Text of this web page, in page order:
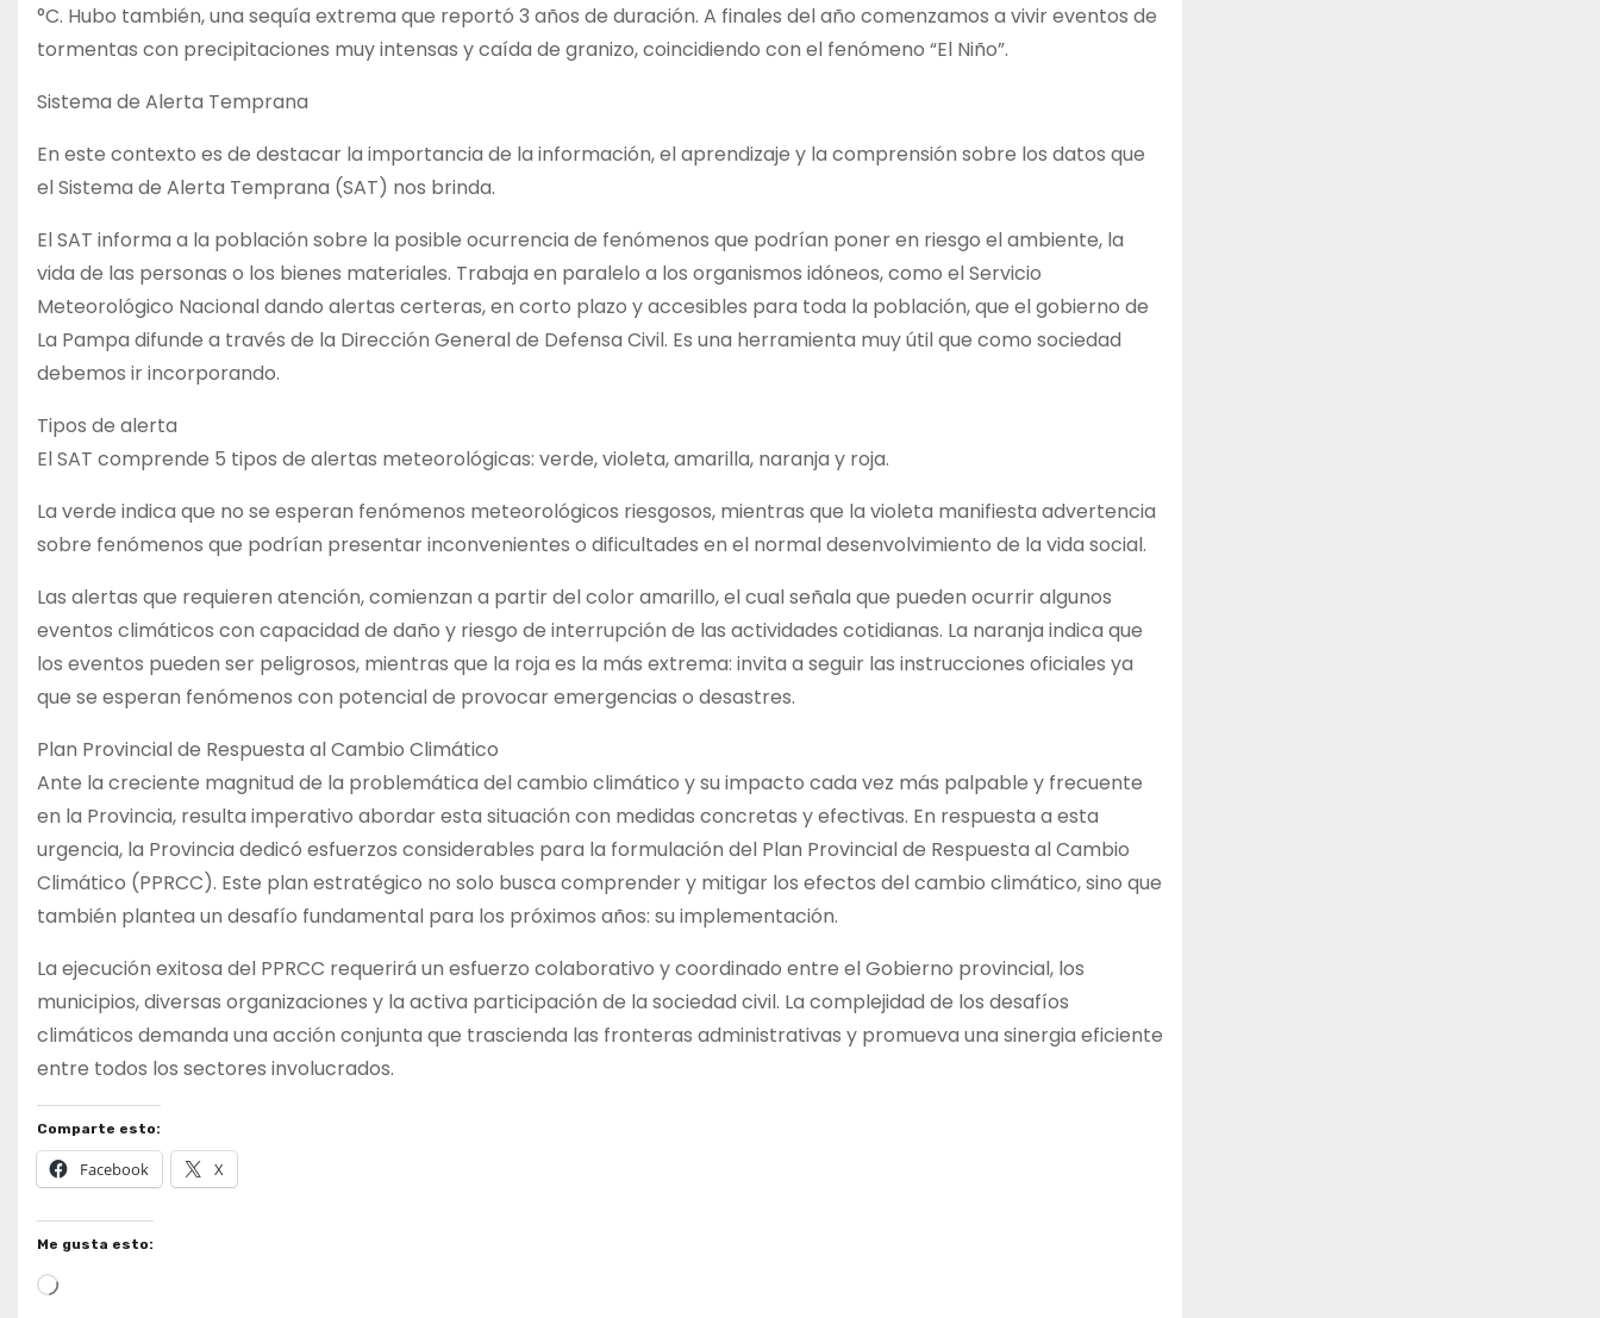
°C. Hubo también, una sequía extrema que reportó 3 años de duración. A finales del año comenzamos a vivir eventos de
tormentas con precipitaciones muy intensas y caída de granizo, coincidiendo con el fenómeno “El Niño”.
Sistema de Alerta Temprana
En este contexto es de destacar la importancia de la información, el aprendizaje y la comprensión sobre los datos que
el Sistema de Alerta Temprana (SAT) nos brinda.
El SAT informa a la población sobre la posible ocurrencia de fenómenos que podrían poner en riesgo el ambiente, la
vida de las personas o los bienes materiales. Trabaja en paralelo a los organismos idóneos, como el Servicio
Meteorológico Nacional dando alertas certeras, en corto plazo y accesibles para toda la población, que el gobierno de
La Pampa difunde a través de la Dirección General de Defensa Civil. Es una herramienta muy útil que como sociedad
debemos ir incorporando.
Tipos de alerta
El SAT comprende 5 tipos de alertas meteorológicas: verde, violeta, amarilla, naranja y roja.
La verde indica que no se esperan fenómenos meteorológicos riesgosos, mientras que la violeta manifiesta advertencia
sobre fenómenos que podrían presentar inconvenientes o dificultades en el normal desenvolvimiento de la vida social.
Las alertas que requieren atención, comienzan a partir del color amarillo, el cual señala que pueden ocurrir algunos
eventos climáticos con capacidad de daño y riesgo de interrupción de las actividades cotidianas. La naranja indica que
los eventos pueden ser peligrosos, mientras que la roja es la más extrema: invita a seguir las instrucciones oficiales ya
que se esperan fenómenos con potencial de provocar emergencias o desastres.
Plan Provincial de Respuesta al Cambio Climático
Ante la creciente magnitud de la problemática del cambio climático y su impacto cada vez más palpable y frecuente
en la Provincia, resulta imperativo abordar esta situación con medidas concretas y efectivas. En respuesta a esta
urgencia, la Provincia dedicó esfuerzos considerables para la formulación del Plan Provincial de Respuesta al Cambio
Climático (PPRCC). Este plan estratégico no solo busca comprender y mitigar los efectos del cambio climático, sino que
también plantea un desafío fundamental para los próximos años: su implementación.
La ejecución exitosa del PPRCC requerirá un esfuerzo colaborativo y coordinado entre el Gobierno provincial, los
municipios, diversas organizaciones y la activa participación de la sociedad civil. La complejidad de los desafíos
climáticos demanda una acción conjunta que trascienda las fronteras administrativas y promueva una sinergia eficiente
entre todos los sectores involucrados.
Comparte esto:
Facebook X
Me gusta esto:
Cargando...